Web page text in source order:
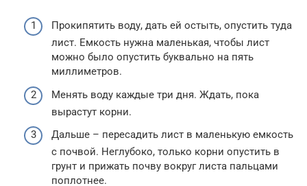
Прокипятить воду, дать ей остыть, опустить туда
лист. Емкость нужна маленькая, чтобы лист
можно было опустить буквально на пять
миллиметров.
Менять воду каждые три дня. Ждать, пока
вырастут корни.
Дальше – пересадить лист в маленькую емкость
с почвой. Неглубоко, только корни опустить в
грунт и прижать почву вокруг листа пальцами
поплотнее.